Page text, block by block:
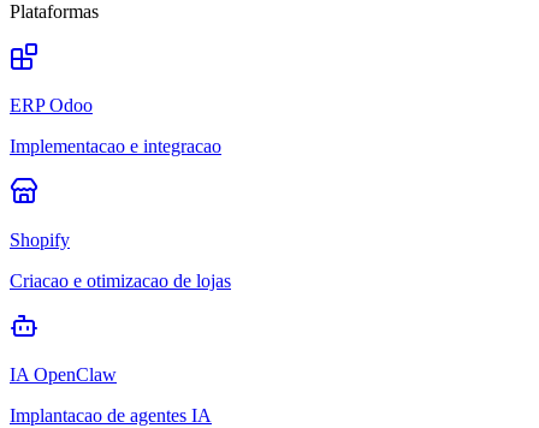
Plataformas
ERP Odoo
Implementacao e integracao
Shopify
Criacao e otimizacao de lojas
IA OpenClaw
Implantacao de agentes IA